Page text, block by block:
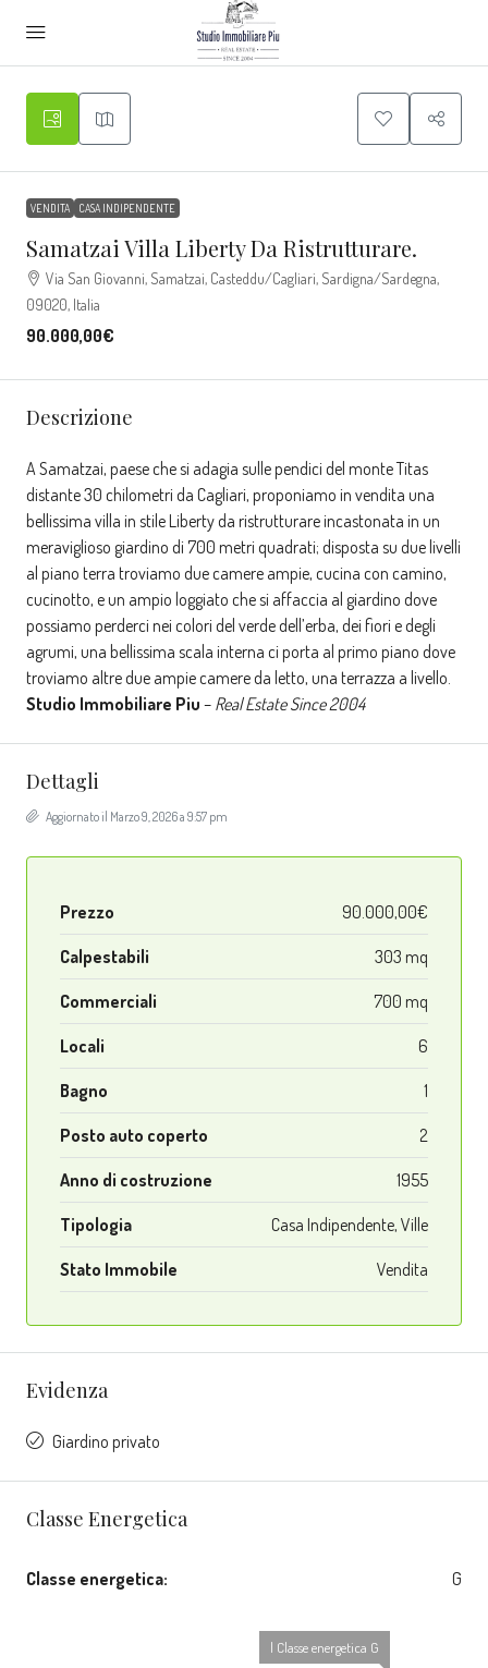
VENDITA CASA INDIPENDENTE
Samatzai Villa Liberty Da Ristrutturare.
Via San Giovanni, Samatzai, Casteddu/Cagliari, Sardigna/Sardegna,
09020, Italia
90.000,00€
Descrizione
A Samatzai, paese che si adagia sulle pendici del monte Titas
distante 30 chilometri da Cagliari, proponiamo in vendita una
bellissima villa in stile Liberty da ristrutturare incastonata in un
meraviglioso giardino di 700 metri quadrati; disposta su due livelli
al piano terra troviamo due camere ampie, cucina con camino,
cucinotto, e un ampio loggiato che si affaccia al giardino dove
possiamo perderci nei colori del verde dell’erba, dei fiori e degli
agrumi, una bellissima scala interna ci porta al primo piano dove
troviamo altre due ampie camere da letto, una terrazza a livello.
Studio Immobiliare Piu – Real Estate Since 2004
Dettagli
Aggiornato il Marzo 9, 2026 a 9:57 pm
Prezzo 90.000,00€
Calpestabili 303 mq
Commerciali 700 mq
Locali 6
Bagno 1
Posto auto coperto 2
Anno di costruzione 1955
Tipologia Casa Indipendente, Ville
Stato Immobile Vendita
Evidenza
Giardino privato
Classe Energetica
Classe energetica: G
| Classe energetica G